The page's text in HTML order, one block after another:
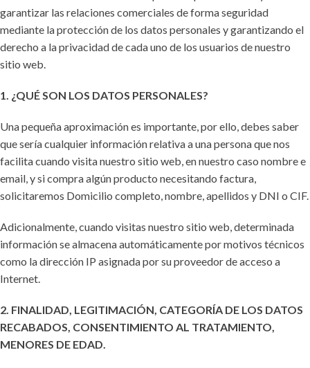
garantizar las relaciones comerciales de forma seguridad
mediante la protección de los datos personales y garantizando el
derecho a la privacidad de cada uno de los usuarios de nuestro
sitio web.
1. ¿QUÉ SON LOS DATOS PERSONALES?
Una pequeña aproximación es importante, por ello, debes saber
que sería cualquier información relativa a una persona que nos
facilita cuando visita nuestro sitio web, en nuestro caso nombre e
email, y si compra algún producto necesitando factura,
solicitaremos Domicilio completo, nombre, apellidos y DNI o CIF.
Adicionalmente, cuando visitas nuestro sitio web, determinada
información se almacena automáticamente por motivos técnicos
como la dirección IP asignada por su proveedor de acceso a
Internet.
2. FINALIDAD, LEGITIMACIÓN, CATEGORÍA DE LOS DATOS
RECABADOS, CONSENTIMIENTO AL TRATAMIENTO,
MENORES DE EDAD.